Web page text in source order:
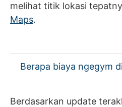
melihat titik lokasi
Maps.
Berapa biaya ngegym
Berdasarkan update